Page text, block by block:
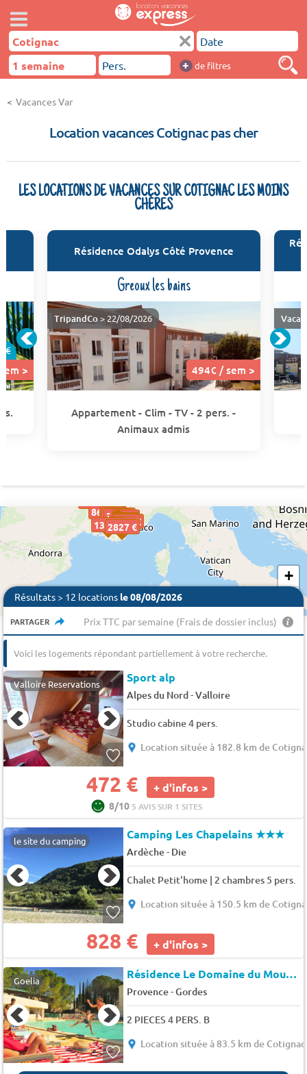
+ de filtres
Vacances Var
Location vacances Cotignac pas cher
LES LOCATIONS DE VACANCES SUR COTIGNAC LES MOINS
CHÈRES
>
Résidence Odalys Côté Provence
Greoux les bains
494€ / sem >
TripandCo> 22/08/2026
Appartement - Clim - TV - 2 pers. -
Animaux admis
472 €
869 €1024 €
1360 €2331 €
2827 €
534€
494€214€
402€
528€
190€
567€
547€
568€
388€
534€
494€214€
402€
528€
190€
567€
547€
568€
388€
534€
+
Résultats > 12 locations le 08/08/2026
PARTAGER Prix TTC par semaine (Frais de dossier inclus)
Voici les logements répondant partiellement à votre recherche.
Valloire Reservations Sport alp
Alpes du Nord-Valloire
Studio cabine 4 pers.
Location située à 182.8 km de
472 € + d'infos >
8/10 5 AVIS SUR 1 SITES
le site du camping Camping Les Chapelains★★★
Ardèche- Die
Chalet Petit'home | 2 chambres 5 pers.
Location située à 150.5 km de
828 € + d'infos >
Goelia Résidence Le Domaine du Moulin Blanc
Provence-Gordes
2 PIECES 4 PERS. B
Location située à 83.5 km de Cotignac